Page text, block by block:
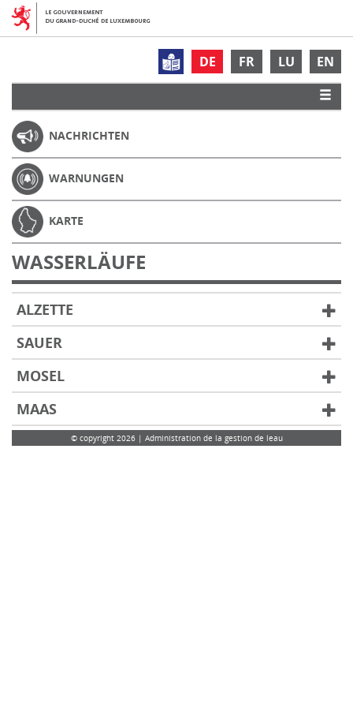
DE FR LU EN
NACHRICHTEN
WARNUNGEN
KARTE
WASSERLÄUFE
ALZETTE
SAUER
MOSEL
MAAS
© copyright 2026 | Administration de la gestion de leau